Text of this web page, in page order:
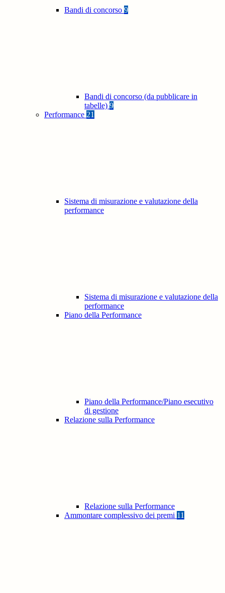
Bandi di concorso 9
Bandi di concorso (da pubblicare in
tabelle) 9
Performance 21
Sistema di misurazione e valutazione della
performance
Sistema di misurazione e valutazione della
performance
Piano della Performance
Piano della Performance/Piano esecutivo
di gestione
Relazione sulla Performance
Relazione sulla Performance
Ammontare complessivo dei premi 11